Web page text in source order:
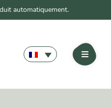
automatiquement.